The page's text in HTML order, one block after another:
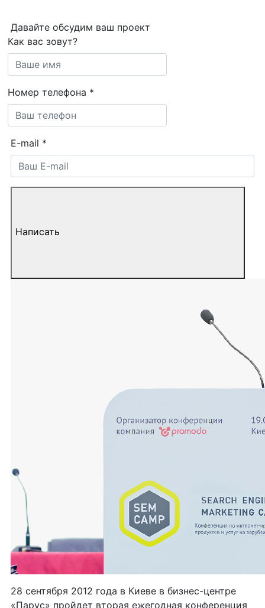
Давайте обсудим ваш проект
Как вас зовут?
Номер телефона *
E-mail *
Написать
28 сентября 2012 года в Киеве в бизнес-центре
«Парус» пройдет вторая ежегодная конференция